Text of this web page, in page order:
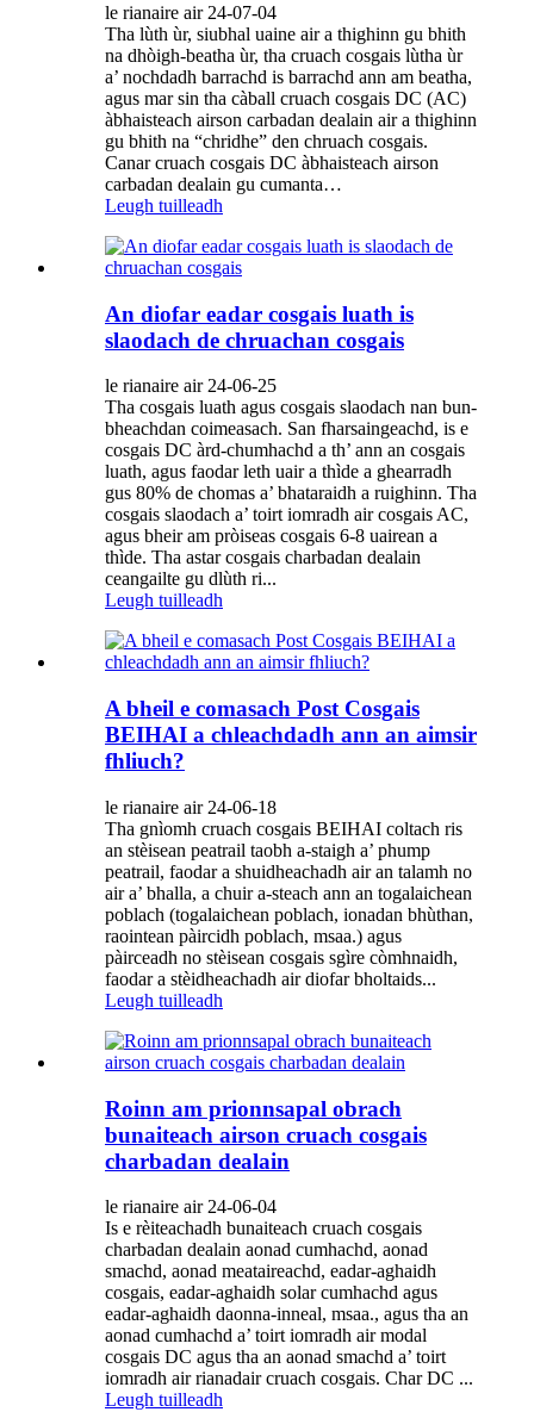
le rianaire air 24-07-04
Tha lùth ùr, siubhal uaine air a thighinn gu bhith
na dhòigh-beatha ùr, tha cruach cosgais lùtha ùr
a’ nochdadh barrachd is barrachd ann am beatha,
agus mar sin tha càball cruach cosgais DC (AC)
àbhaisteach airson carbadan dealain air a thighinn
gu bhith na “chridhe” den chruach cosgais.
Canar cruach cosgais DC àbhaisteach airson
carbadan dealain gu cumanta…
Leugh tuilleadh
An diofar eadar cosgais luath is
slaodach de chruachan cosgais
le rianaire air 24-06-25
Tha cosgais luath agus cosgais slaodach nan bun-
bheachdan coimeasach. San fharsaingeachd, is e
cosgais DC àrd-chumhachd a th’ ann an cosgais
luath, agus faodar leth uair a thìde a ghearradh
gus 80% de chomas a’ bhataraidh a ruighinn. Tha
cosgais slaodach a’ toirt iomradh air cosgais AC,
agus bheir am pròiseas cosgais 6-8 uairean a
thìde. Tha astar cosgais charbadan dealain
ceangailte gu dlùth ri...
Leugh tuilleadh
A bheil e comasach Post Cosgais
BEIHAI a chleachdadh ann an aimsir
fhliuch?
le rianaire air 24-06-18
Tha gnìomh cruach cosgais BEIHAI coltach ris
an stèisean peatrail taobh a-staigh a’ phump
peatrail, faodar a shuidheachadh air an talamh no
air a’ bhalla, a chuir a-steach ann an togalaichean
poblach (togalaichean poblach, ionadan bhùthan,
raointean pàircidh poblach, msaa.) agus
pàirceadh no stèisean cosgais sgìre còmhnaidh,
faodar a stèidheachadh air diofar bholtaids...
Leugh tuilleadh
Roinn am prionnsapal obrach
bunaiteach airson cruach cosgais
charbadan dealain
le rianaire air 24-06-04
Is e rèiteachadh bunaiteach cruach cosgais
charbadan dealain aonad cumhachd, aonad
smachd, aonad meataireachd, eadar-aghaidh
cosgais, eadar-aghaidh solar cumhachd agus
eadar-aghaidh daonna-inneal, msaa., agus tha an
aonad cumhachd a’ toirt iomradh air modal
cosgais DC agus tha an aonad smachd a’ toirt
iomradh air rianadair cruach cosgais. Char DC ...
Leugh tuilleadh